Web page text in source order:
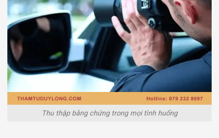
Thu thập bằng chứng trong mọi tình huống